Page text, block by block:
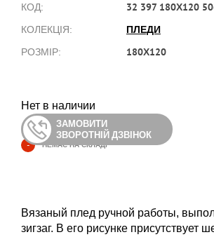
КОД: 32 397 180Х120
КОЛЕКЦІЯ: ПЛЕДИ
РОЗМІР: 180Х120
Нет в наличии
ЗАМОВИТИ
ЗВОРОТНІЙ ДЗВІНОК
- НЕМАЄ НА СКЛАДІ
Вязаный плед ручной работы,
зигзаг. В его рисунке присутствует